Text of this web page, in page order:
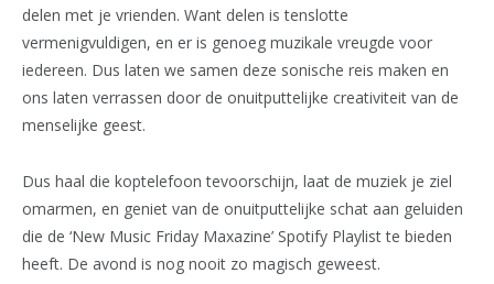
delen met je vrienden. Want delen is tenslotte
vermenigvuldigen, en er is genoeg muzikale vreugde voor
iedereen. Dus laten we samen deze sonische reis maken en
ons laten verrassen door de onuitputtelijke creativiteit van de
menselijke geest.
Dus haal die koptelefoon tevoorschijn, laat de muziek je ziel
omarmen, en geniet van de onuitputtelijke schat aan geluiden
die de ‘New Music Friday Maxazine’ Spotify Playlist te bieden
heeft. De avond is nog nooit zo magisch geweest.